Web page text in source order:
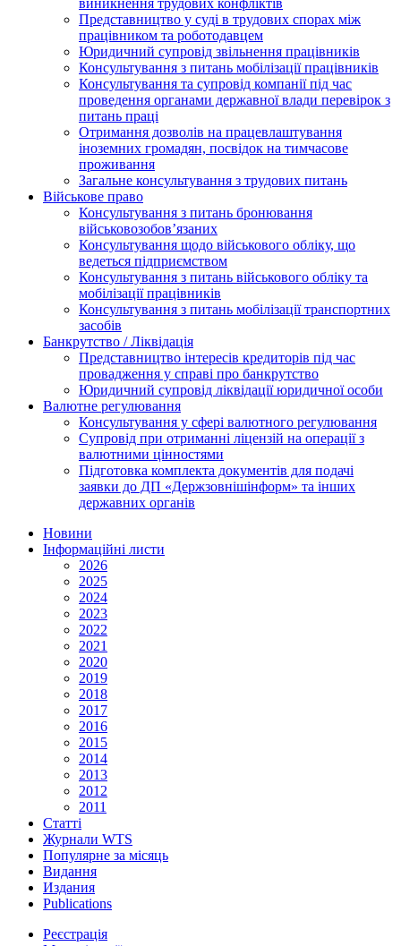
виникнення трудових конфліктів
Представництво у суді в трудових спорах між
працівником та роботодавцем
Юридичний супровід звільнення працівників
Консультування з питань мобілізації працівників
Консультування та супровід компанії під час
проведення органами державної влади перевірок з
питань праці
Отримання дозволів на працевлаштування
іноземних громадян, посвідок на тимчасове
проживання
Загальне консультування з трудових питань
Військове право
Консультування з питань бронювання
військовозобов’язаних
Консультування щодо військового обліку, що
ведеться підприємством
Консультування з питань військового обліку та
мобілізації працівників
Консультування з питань мобілізації транспортних
засобів
Банкрутство / Ліквідація
Представництво інтересів кредиторів під час
провадження у справі про банкрутство
Юридичний супровід ліквідації юридичної особи
Валютне регулювання
Консультування у сфері валютного регулювання
Супровід при отриманні ліцензій на операції з
валютними цінностями
Підготовка комплекта документів для подачі
заявки до ДП «Держзовнішінформ» та інших
державних органів
Новини
Інформаційні листи
2026
2025
2024
2023
2022
2021
2020
2019
2018
2017
2016
2015
2014
2013
2012
2011
Статті
Журнали WTS
Популярне за місяць
Видання
Издания
Publications
Реєстрація